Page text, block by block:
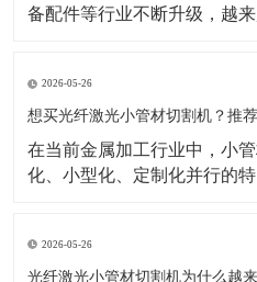
备配件等行业不断升级，越
定性。在这样的背景下，重
成为不少工厂提升产能、优
业资料显示
2026-05-26
想买光纤激光小管材切割机？推
在当前金属加工行业中，小
化、小型化、定制化并行的
速换型和连续生产需求，因
居配件、童车、医疗器械配
2026-05-26
光纤激光小管材切割机为什么越